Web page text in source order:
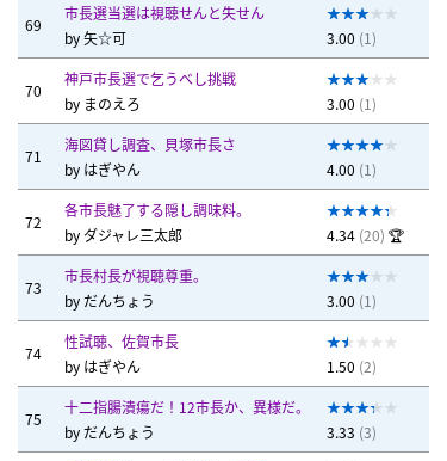
69
市長選当選は視聴せんと失せん
by矢☆可 3.00 (1)
70
神戸市長選で乞うべし挑戦
by まのえろ 3.00 (1)
71
海図貸し調査、貝塚市長さ
by はぎやん 4.00 (1)
72
各市長魅了する隠し調味料。
by ダジャレ三太郎 4.34 (20) 🏆
73
市長村長が視聴尊重。
byだんちょう 3.00 (1)
74
性試聴、佐賀市長
by はぎやん 1.50 (2)
75
十二指腸潰瘍だ！12市長か、異様だ。
byだんちょう 3.33 (3)